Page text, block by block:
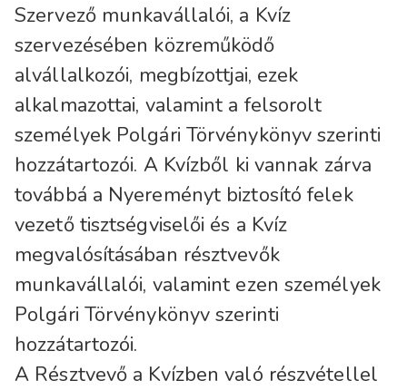
Szervező munkavállalói, a Kvíz
szervezésében közreműködő
alvállalkozói, megbízottjai, ezek
alkalmazottai, valamint a felsorolt
személyek Polgári Törvénykönyv szerinti
hozzátartozói. A Kvízből ki vannak zárva
továbbá a Nyereményt biztosító felek
vezető tisztségviselői és a Kvíz
megvalósításában résztvevők
munkavállalói, valamint ezen személyek
Polgári Törvénykönyv szerinti
hozzátartozói.
A Résztvevő a Kvízben való részvétellel